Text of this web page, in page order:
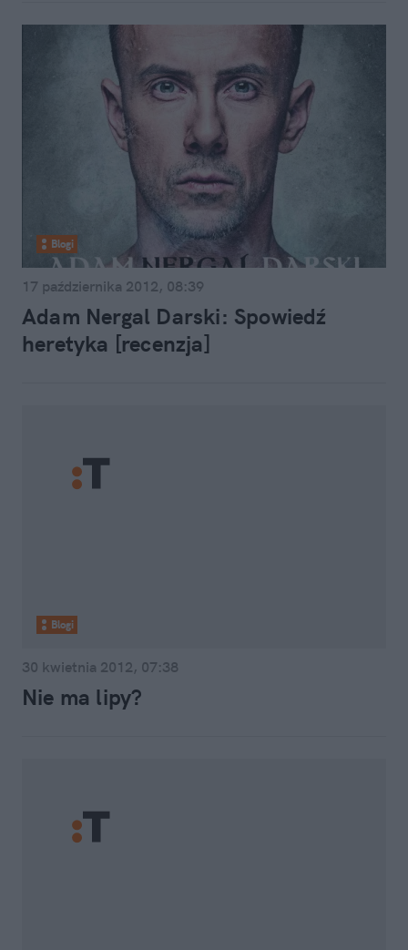
Blogi
17 października 2012, 08:39
Adam Nergal Darski: Spowiedź
heretyka [recenzja]
Blogi
30 kwietnia 2012, 07:38
Nie ma lipy?